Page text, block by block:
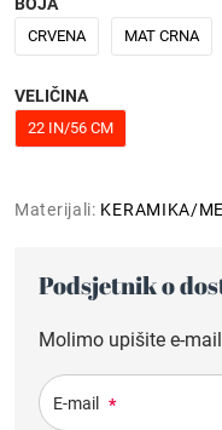
CRVENA MAT CRNA
VELIČINA
22 IN/56 CM
Materijali: KERAMIKA/
Podsjetnik o
Molimo upišite e-
E-mail *